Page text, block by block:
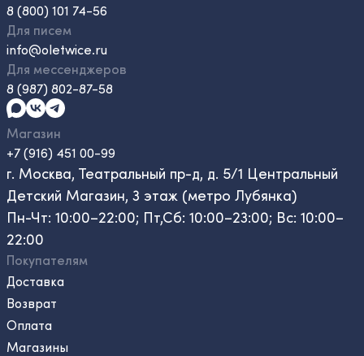
8 (800) 101 74-56
Для писем
info@oletwice.ru
Для мессенджеров
8 (987) 802-87-58
Магазин
+7 (916) 451 00-99
г. Москва, Театральный пр-д, д. 5/1 Центральный
Детский Магазин, 3 этаж (метро Лубянка)
Пн-Чт: 10:00–22:00; Пт,Сб: 10:00–23:00; Вс: 10:00–
22:00
Покупателям
Доставка
Возврат
Оплата
Магазины